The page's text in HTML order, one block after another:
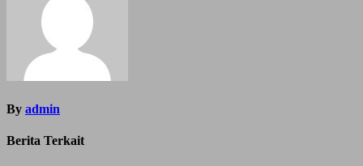
By admin
Berita Terkait